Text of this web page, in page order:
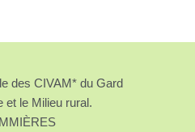
des CIVAM* du Gard
et le Milieu rural.